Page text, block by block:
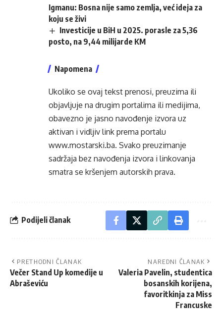
Igmanu: Bosna nije samo zemlja, već ideja za
koju se živi
Investicije u BiH u 2025. porasle za 5,36
posto, na 9,44 milijarde KM
Napomena
Ukoliko se ovaj tekst prenosi, preuzima ili
objavljuje na drugim portalima ili medijima,
obavezno je jasno navođenje izvora uz
aktivan i vidljiv link prema portalu
www.mostarski.ba. Svako preuzimanje
sadržaja bez navođenja izvora i linkovanja
smatra se kršenjem autorskih prava.
Podijeli članak
PRETHODNI ČLANAK
Večer Stand Up komedije u
Abraševiću
NAREDNI ČLANAK
Valeria Pavelin, studentica
bosanskih korijena,
favoritkinja za Miss
Francuske